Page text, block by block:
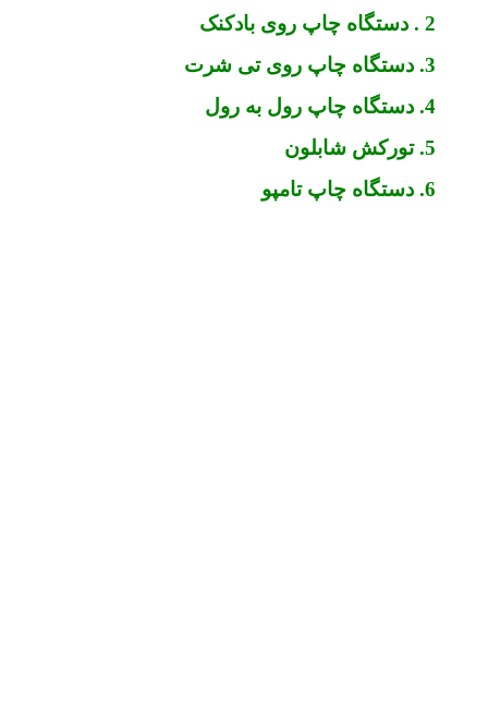
2 . دستگاه چاپ روی بادکنک
3. دستگاه چاپ روی تی شرت
4. دستگاه چاپ رول به رول
5. تورکش شابلون
6. دستگاه چاپ تامپو